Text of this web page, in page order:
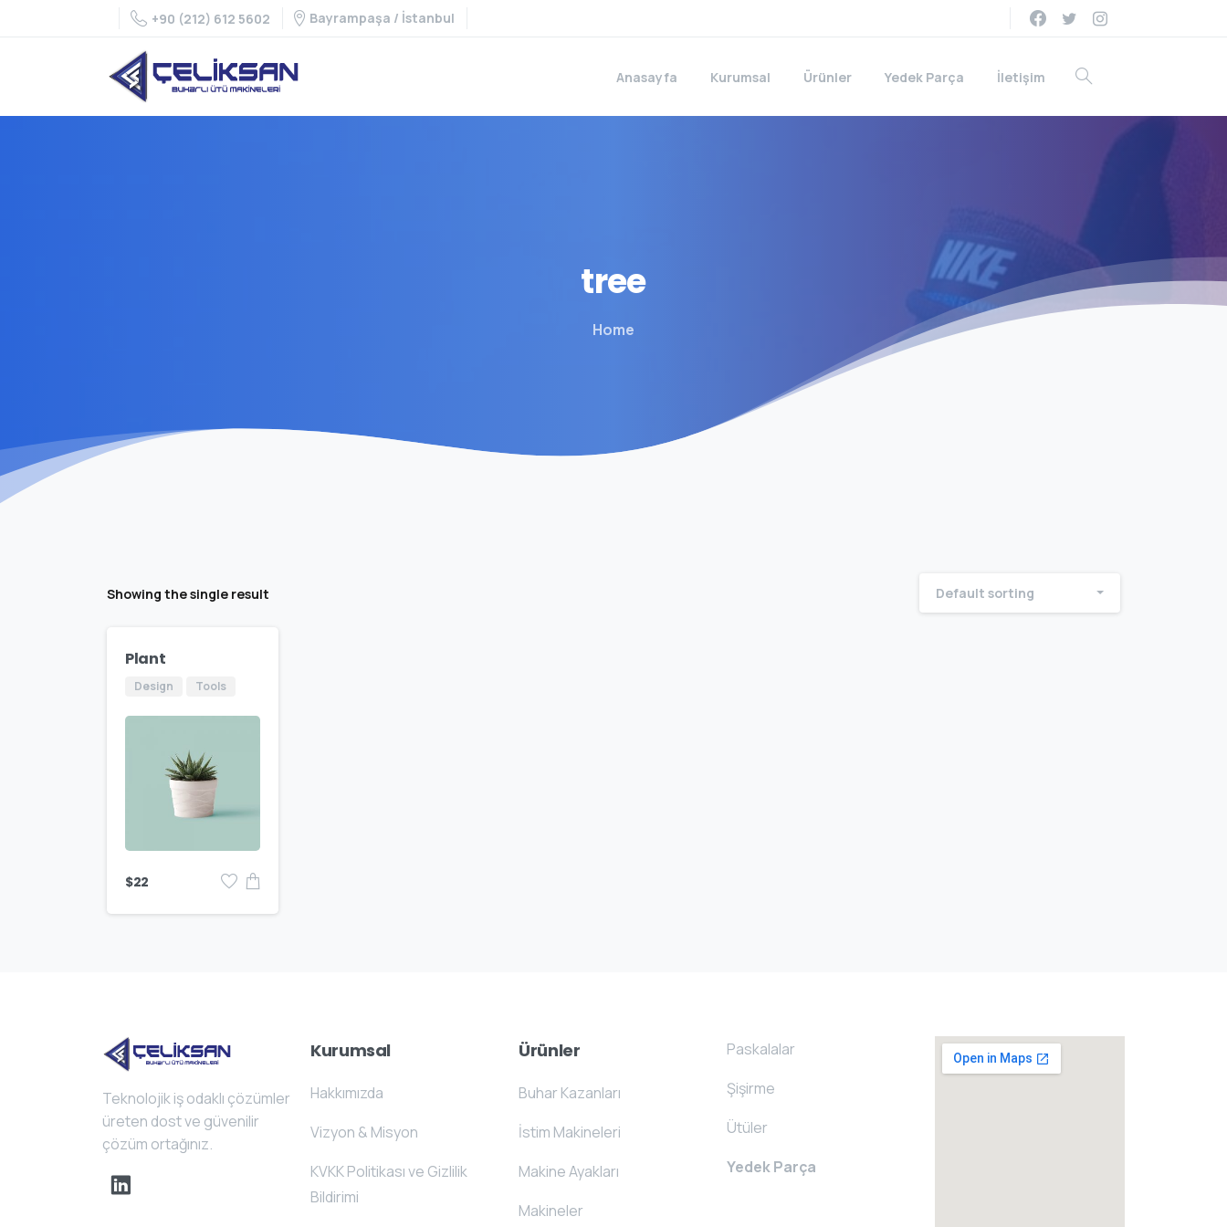
+90 (212) 612 5602 Bayrampaşa / İstanbul
Anasayfa Kurumsal Ürünler Yedek Parça İletişim
tree
Home
Showing the single result Default sorting
Plant
Design Tools
$22
Teknolojik iş odaklı çözümler
üreten dost ve güvenilir
çözüm ortağınız.
Kurumsal
Hakkımızda
Vizyon & Misyon
KVKK Politikası ve Gizlilik
Bildirimi
Ürünler
Buhar Kazanları
İstim Makineleri
Makine Ayakları
Makineler
Paskalalar
Şişirme
Ütüler
Yedek Parça